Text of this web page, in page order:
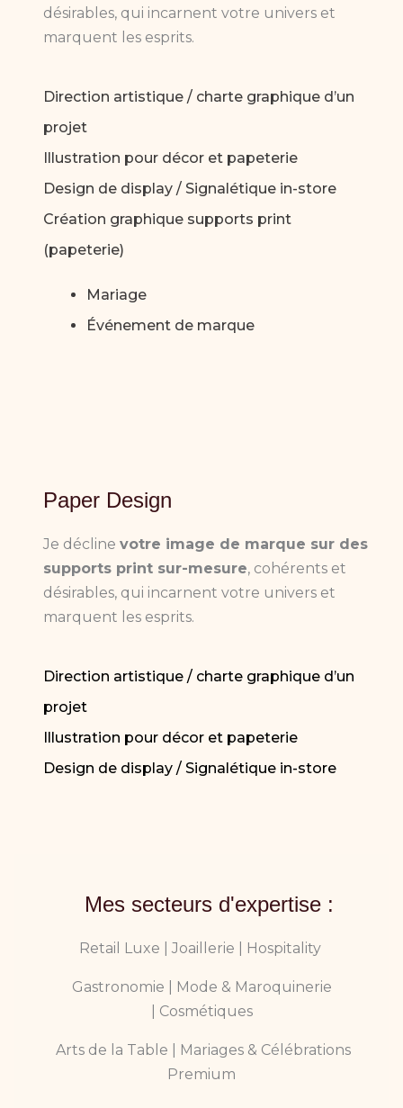
désirables, qui incarnent votre univers et
marquent les esprits.
Direction artistique / charte graphique d’un
projet
Illustration pour décor et papeterie
Design de display / Signalétique in-store
Création graphique supports print
(papeterie)
Mariage
Événement de marque
Paper Design
Je décline votre image de marque sur des
supports print sur-mesure, cohérents et
désirables, qui incarnent votre univers et
marquent les esprits.
Direction artistique / charte graphique d’un
projet
Illustration pour décor et papeterie
Design de display / Signalétique in-store
Mes secteurs d'expertise :
Retail Luxe | Joaillerie | Hospitality
Gastronomie |
Mode & Maroquinerie
Cosmétiques
Arts de la Table |
Mariages & Célébrations
Premium